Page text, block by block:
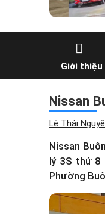
Giới thiệu
Nissan
Lê Thái
Nissan
lý 3S thứ 8
Phường